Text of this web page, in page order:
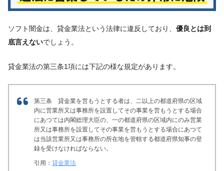
ソフト闇金は、貸金業法という法律に違反しており、 優良とは到
底言えないでしょう。
貸金業法の第三条1項には下記の様な規定があります。
第三条 貸金業を営もうとする者は、二以上の都道府県の区域
内に営業所又は事務所を設置してその事業を営もうとする場合
にあつては内閣総理大臣の、一の都道府県の区域内にのみ営業
所又は事務所を設置してその事業を営もうとする場合にあつて
は当該営業所又は事務所の所在地を管轄する都道府県知事の登
録を受けなければならない。
引用： 貸金業法